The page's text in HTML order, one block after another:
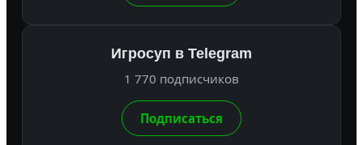
Игросуп в Telegram
1 770 подписчиков
Подписаться